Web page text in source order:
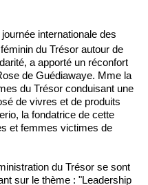
internationale des
du Trésor autour de
a apporté un réconfort
de Guédiawaye. Mme la
du Trésor conduisant une
de vivres et de produits
la fondatrice de cette
et femmes victimes de
du Trésor se sont
sur le thème : "Leadership